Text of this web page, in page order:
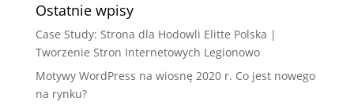
Ostatnie wpisy
Case Study: Strona dla Hodowli Elitte Polska |
Tworzenie Stron Internetowych Legionowo
Motywy WordPress na wiosnę 2020 r. Co jest nowego
na rynku?